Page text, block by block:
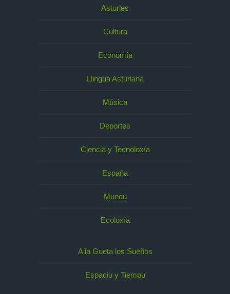
Asturies
Cultura
Economía
Llingua Asturiana
Música
Deportes
Ciencia y Tecnoloxía
España
Mundu
Ecoloxía
A la Gueta los Sueños
Espaciu y Tiempu